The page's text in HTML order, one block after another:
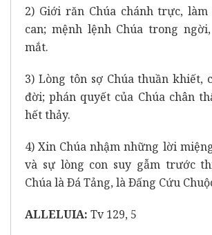
2) Giới răn Chúa chánh trực,
can; mệnh lệnh Chúa trong
mắt.
3) Lòng tôn sợ Chúa thuần khiết,
đời; phán quyết của Chúa chân
hết thảy.
4) Xin Chúa nhậm những lời
và sự lòng con suy gẫm trước
Chúa là Ðá Tảng, là Ðấng Cứu
ALLELUIA: Tv 129, 5